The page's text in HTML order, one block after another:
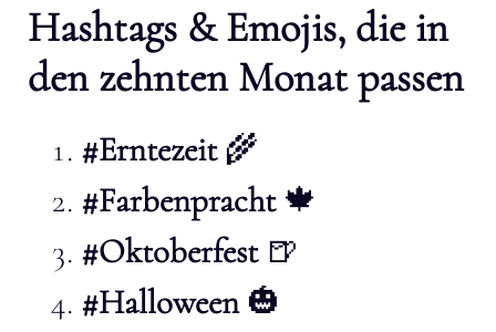
Hashtags & Emojis, die in
den zehnten Monat passen
#Erntezeit🌾
#Farbenpracht🍁
#Oktoberfest🍺
#Halloween🎃